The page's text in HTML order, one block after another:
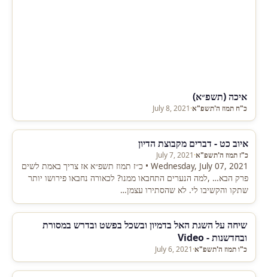
איכה (תשפ״א)
כ"ח תמוז ה'תשפ"א·
July 8, 2021
איוב כט - דברים מקבוצת הדיון
כ"ז תמוז ה'תשפ"א·
July 7, 2021
Wednesday, July 07, 2021 • כ״ז תמוז תשפ״א אז צריך באמת לשים
פרק הבא… ,למה הנערים התחבאו ממנו? לכאורה נחבאו פירושו יותר
שתקו והקשיבו לי. לא שהסתירו עצמן…
שיחה על השגת האל בדמיון ובשכל בפשט ובדרש במסורת
ובחדשנות - Video
כ"ו תמוז ה'תשפ"א·
July 6, 2021